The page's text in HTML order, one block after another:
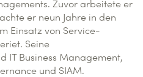
Zuvor arbeitete er
er neun Jahre in den
Einsatz von Service-
Seine
IT Business Management,
und SIAM.